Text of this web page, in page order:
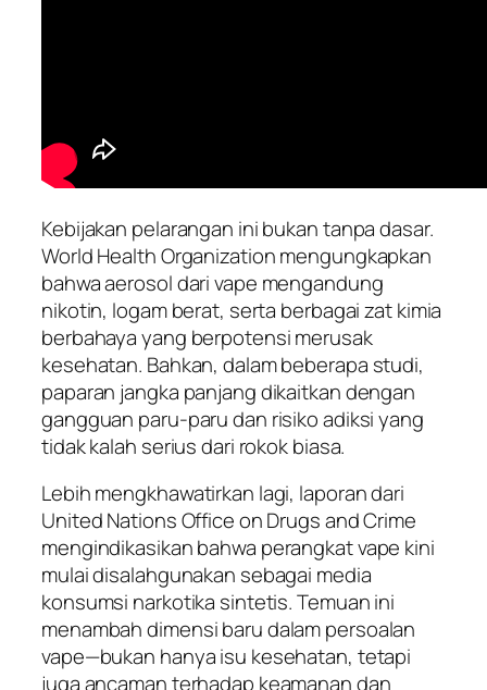
Kebijakan pelarangan ini bukan tanpa dasar.
World Health Organization mengungkapkan
bahwa aerosol dari vape mengandung
nikotin, logam berat, serta berbagai zat kimia
berbahaya yang berpotensi merusak
kesehatan. Bahkan, dalam beberapa studi,
paparan jangka panjang dikaitkan dengan
gangguan paru-paru dan risiko adiksi yang
tidak kalah serius dari rokok biasa.
Lebih mengkhawatirkan lagi, laporan dari
United Nations Office on Drugs and Crime
mengindikasikan bahwa perangkat vape kini
mulai disalahgunakan sebagai media
konsumsi narkotika sintetis. Temuan ini
menambah dimensi baru dalam persoalan
vape—bukan hanya isu kesehatan, tetapi
juga ancaman terhadap keamanan dan